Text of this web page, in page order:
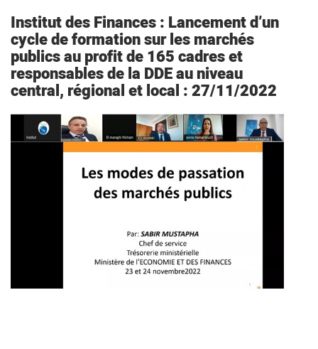
Institut des Finances : Lancement d’un
cycle de formation sur les marchés
publics au profit de 165 cadres et
responsables de la DDE au niveau
central, régional et local : 27/11/2022